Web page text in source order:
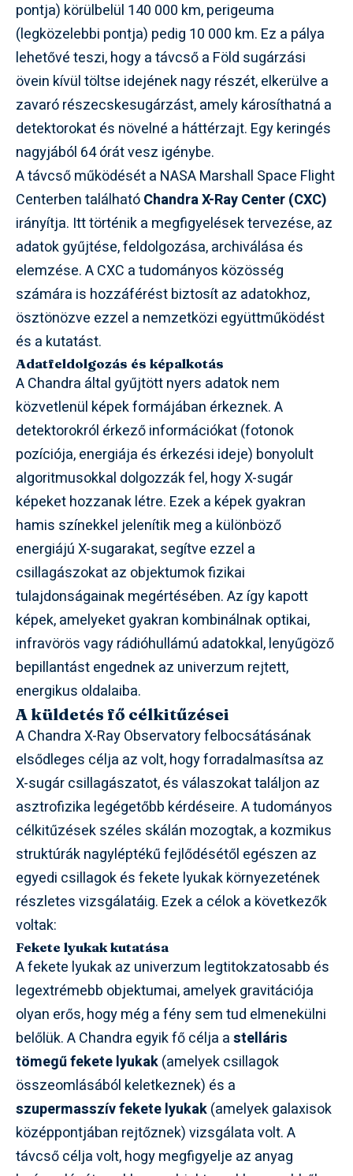
pontja) körülbelül 140 000 km, perigeuma
(legközelebbi pontja) pedig 10 000 km. Ez a pálya
lehetővé teszi, hogy a távcső a Föld sugárzási
övein kívül töltse idejének nagy részét, elkerülve a
zavaró részecskesugárzást, amely károsíthatná a
detektorokat és növelné a háttérzajt. Egy keringés
nagyjából 64 órát vesz igénybe.
A távcső működését a NASA Marshall Space Flight
Centerben találhatóChandra X-Ray Center (CXC)
irányítja. Itt történik a megfigyelések tervezése, az
adatok gyűjtése, feldolgozása, archiválása és
elemzése. A CXC a tudományos közösség
számára is hozzáférést biztosít az adatokhoz,
ösztönözve ezzel a nemzetközi együttműködést
és a kutatást.
Adatfeldolgozás és képalkotás
A Chandra által gyűjtött nyers adatok nem
közvetlenül képek formájában érkeznek. A
detektorokról érkező információkat (fotonok
pozíciója, energiája és érkezési ideje) bonyolult
algoritmusokkal dolgozzák fel, hogy X-sugár
képeket hozzanak létre. Ezek a képek gyakran
hamis színekkel jelenítik meg a különböző
energiájú X-sugarakat, segítve ezzel a
csillagászokat az objektumok fizikai
tulajdonságainak megértésében. Az így kapott
képek, amelyeket gyakran kombinálnak optikai,
infravörös vagy rádióhullámú adatokkal, lenyűgöző
bepillantást engednek az univerzum rejtett,
energikus oldalaiba.
A küldetés fő célkitűzései
A Chandra X-Ray Observatory felbocsátásának
elsődleges célja az volt, hogy forradalmasítsa az
X-sugár csillagászatot, és válaszokat találjon az
asztrofizika legégetőbb kérdéseire. A tudományos
célkitűzések széles skálán mozogtak, a kozmikus
struktúrák nagyléptékű fejlődésétől egészen az
egyedi csillagok és fekete lyukak környezetének
részletes vizsgálatáig. Ezek a célok a következők
voltak:
Fekete lyukak kutatása
A fekete lyukak az univerzum legtitokzatosabb és
legextrémebb objektumai, amelyek gravitációja
olyan erős, hogy még a fény sem tud elmenekülni
belőlük. A Chandra egyik fő célja astelláris
tömegű fekete lyukak(amelyek csillagok
összeomlásából keletkeznek) és a
szupermasszív fekete lyukak(amelyek galaxisok
középpontjában rejtőznek) vizsgálata volt. A
távcső célja volt, hogy megfigyelje az anyag